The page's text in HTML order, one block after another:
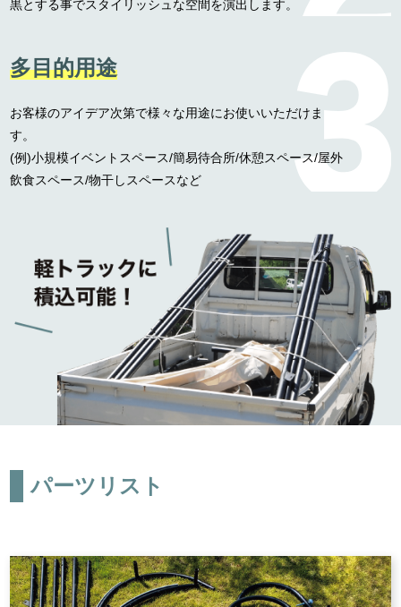
黒とする事でスタイリッシュな空間を演出します。
多目的用途
お客様のアイデア次第で様々な用途にお使いいただけま
す。
(例)小規模イベントスペース/簡易待合所/休憩スペース/屋外
飲食スペース/物干しスペースなど
パーツリスト